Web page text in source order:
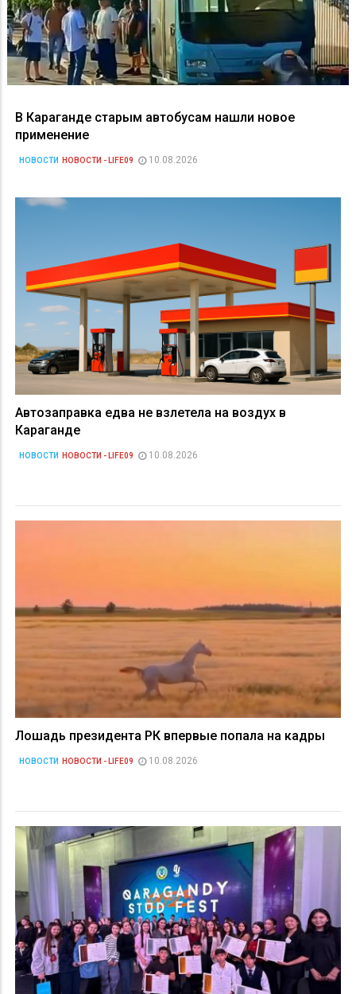
В Караганде старым автобусам нашли новое
применение
НОВОСТИ НОВОСТИ - LIFE09 10.08.2026
Автозаправка едва не взлетела на воздух в
Караганде
НОВОСТИ НОВОСТИ - LIFE09 10.08.2026
Лошадь президента РК впервые попала на кадры
НОВОСТИ НОВОСТИ - LIFE09 10.08.2026